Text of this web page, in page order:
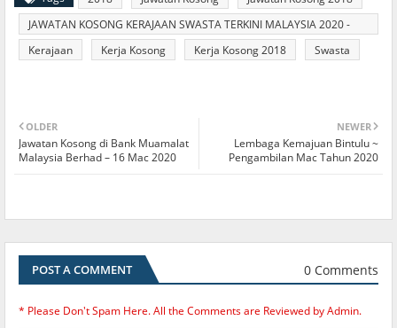
JAWATAN KOSONG KERAJAAN SWASTA TERKINI MALAYSIA 2020 -
2021
Kerajaan Kerja Kosong Kerja Kosong 2018 Swasta
NEWER
Lembaga Kemajuan Bintulu ~
Pengambilan Mac Tahun 2020
OLDER
Jawatan Kosong di Bank Muamalat
Malaysia Berhad – 16 Mac 2020
POST A COMMENT 0 Comments
* Please Don't Spam Here. All the Comments are Reviewed by Admin.